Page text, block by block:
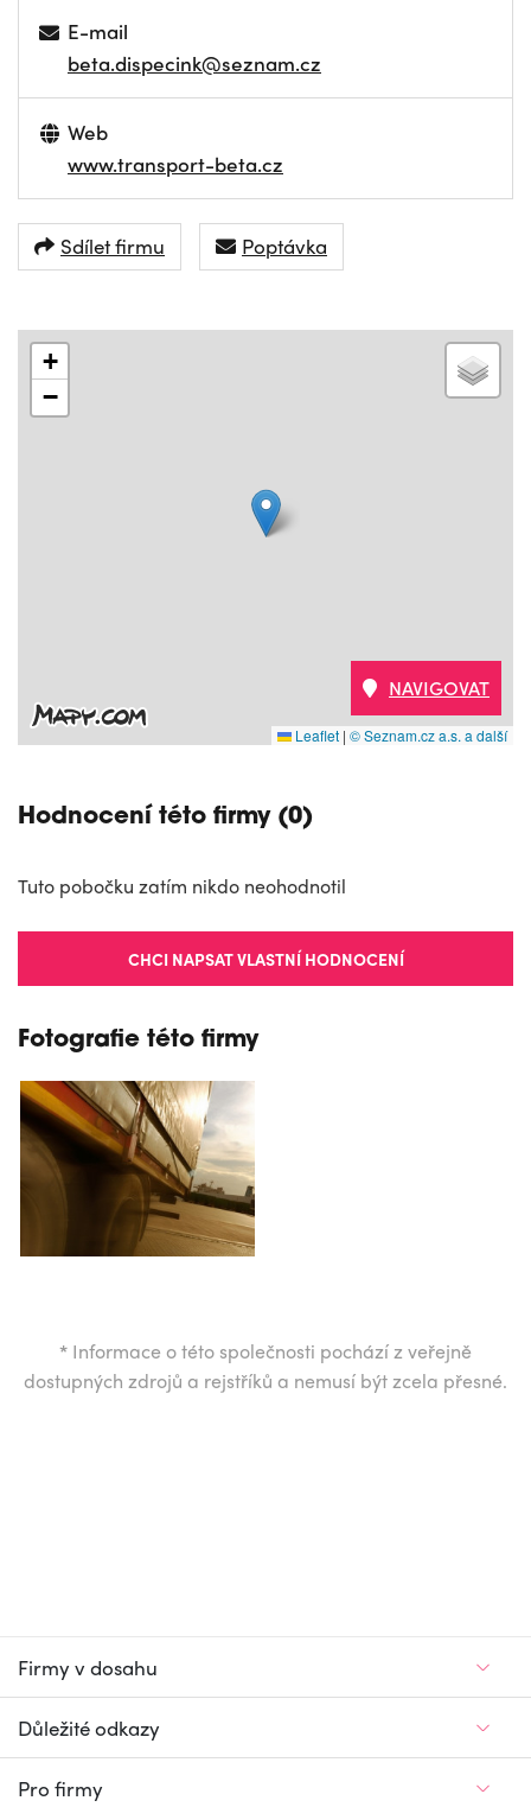
E-mail
beta.dispecink@seznam.cz
Web
www.transport-beta.cz
Sdílet firmu Poptávka
+
−
Leaflet | © Seznam.cz a.s. a další
NAVIGOVAT
Hodnocení této firmy (0)
Tuto pobočku zatím nikdo neohodnotil
CHCI NAPSAT VLASTNÍ HODNOCENÍ
Fotografie této firmy
* Informace o této společnosti pochází z veřejně
dostupných zdrojů a rejstříků a nemusí být zcela přesné.
Firmy v dosahu
Důležité odkazy
Pro firmy